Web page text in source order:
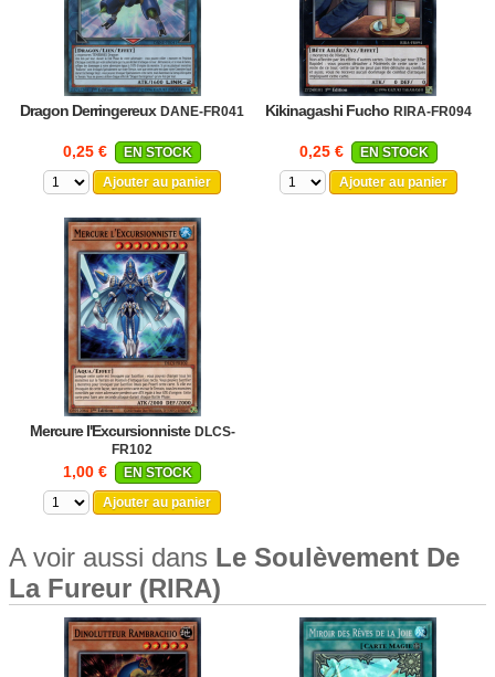
Dragon Derringereux DANE-FR041
0,25 €
EN STOCK
Ajouter au panier
Kikinagashi Fucho RIRA-FR094
0,25 €
EN STOCK
Ajouter au panier
Mercure l'Excursionniste DLCS-
FR102
1,00 €
EN STOCK
Ajouter au panier
A voir aussi dans Le Soulèvement De
La Fureur (RIRA)